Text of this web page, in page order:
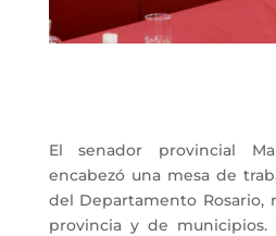
El senador provincial
encabezó una mesa de
del Departamento Rosario,
provincia y de municipios.